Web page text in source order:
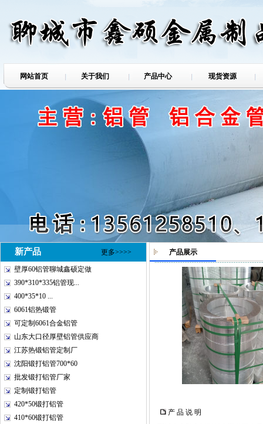
网站首页 关于我们 产品中心 现货资源
新产品 更多>>>>
壁厚60铝管聊城鑫硕定做
390*310*335铝管现...
400*35*10 ...
6061铝热锻管
可定制6061合金铝管
山东大口径厚壁铝管供应商
江苏热锻铝管定制厂
沈阳锻打铝管700*60
批发锻打铝管厂家
定制锻打铝管
420*50锻打铝管
410*60锻打铝管
产品展示
产 品 说 明